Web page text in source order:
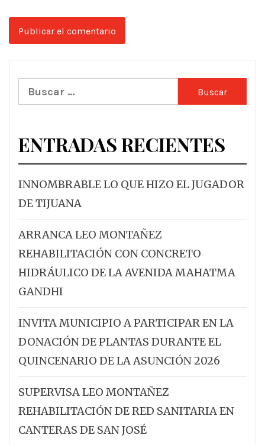
Buscar:
ENTRADAS RECIENTES
INNOMBRABLE LO QUE HIZO EL JUGADOR
DE TIJUANA
ARRANCA LEO MONTAÑEZ
REHABILITACIÓN CON CONCRETO
HIDRÁULICO DE LA AVENIDA MAHATMA
GANDHI
INVITA MUNICIPIO A PARTICIPAR EN LA
DONACIÓN DE PLANTAS DURANTE EL
QUINCENARIO DE LA ASUNCIÓN 2026
SUPERVISA LEO MONTAÑEZ
REHABILITACIÓN DE RED SANITARIA EN
CANTERAS DE SAN JOSÉ